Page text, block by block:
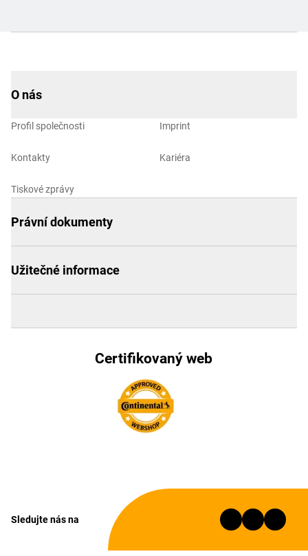
O nás
Profil společnosti
Kontakty
Tiskové zprávy
Imprint
Kariéra
Právní dokumenty
Užitečné informace
Certifikovaný web
Sledujte nás na